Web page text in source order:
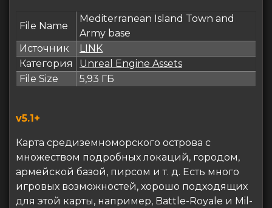
File Name
Mediterranean Island Town and
Army base
Источник
LINK
Категория
Unreal Engine Assets
File Size
5,93 ГБ
v5.1+
Карта средиземноморского острова с
множеством подробных локаций, городом,
армейской базой, пирсом и т. д. Есть много
игровых возможностей, хорошо подходящих
для этой карты, например, Battle-Royale и Mil-